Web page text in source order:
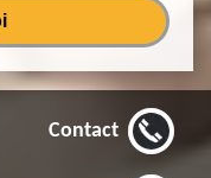
Contact